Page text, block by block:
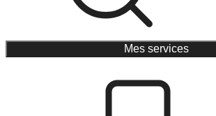
Mes services